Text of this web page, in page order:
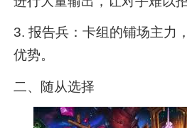
3. 报告兵：卡组的铺场主力
优势。
二、随从选择